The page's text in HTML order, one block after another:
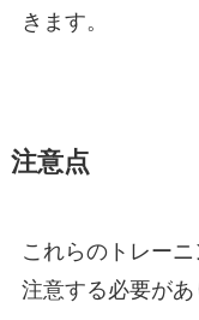
きます。
注意点
これらのトレー
注意する必要があ